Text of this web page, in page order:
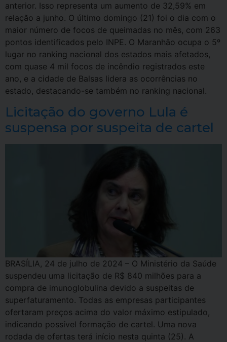
anterior. Isso representa um aumento de 32,59% em
relação a junho. O último domingo (21) foi o dia com o
maior número de focos de queimadas no mês, com 263
pontos identificados pelo INPE. O Maranhão ocupa o 5º
lugar no ranking nacional dos estados mais afetados,
com quase 4 mil focos de incêndio registrados este
ano, e a cidade de Balsas lidera as ocorrências no
estado, destacando-se também no ranking nacional.
Licitação do governo Lula é
suspensa por suspeita de cartel
BRASÍLIA, 24 de julho de 2024 – O Ministério da Saúde
suspendeu uma licitação de R$ 840 milhões para a
compra de imunoglobulina devido a suspeitas de
superfaturamento. Todas as empresas participantes
ofertaram preços acima do valor máximo estipulado,
indicando possível formação de cartel. Uma nova
rodada de ofertas terá início nesta quinta (25). A